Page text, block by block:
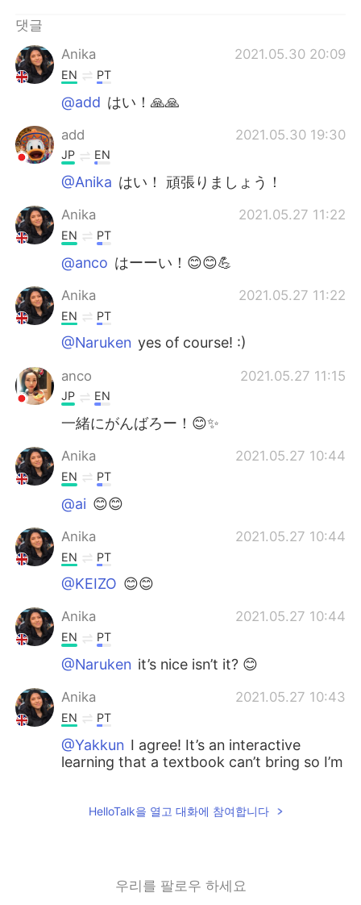
댓글
Anika
2021.05.30 20:09
EN PT
@add はい！🙏🙏
add 2021.05.30 19:30
JP EN
@Anika はい！ 頑張りましょう！
Anika 2021.05.27 11:22
EN PT
@anco はーーい！😊😊💪
Anika 2021.05.27 11:22
EN PT
@Naruken yes of course! :)
anco 2021.05.27 11:15
JP EN
一緒にがんばろー！😊✨
Anika 2021.05.27 10:44
EN PT
@ai 😊😊
Anika 2021.05.27 10:44
EN PT
@KEIZO 😊😊
Anika 2021.05.27 10:44
EN PT
@Naruken it’s nice isn’t it? 😊
Anika 2021.05.27 10:43
EN PT
@Yakkun I agree! It’s an interactive
learning that a textbook can’t bring so I’m
2021.05.27 10:09
2021.05.27 10:08
HelloTalk을 열고 대화에 참여합니다
우리를 팔로우 하세요